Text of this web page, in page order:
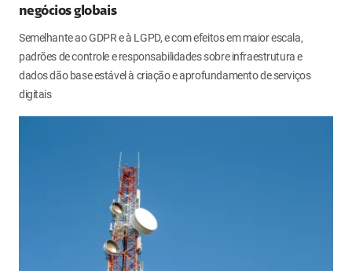
negócios globais
Semelhante ao GDPR e à LGPD, e com efeitos em maior escala,
padrões de controle e responsabilidades sobre infraestrutura e
dados dão base estável à criação e aprofundamento de serviços
digitais